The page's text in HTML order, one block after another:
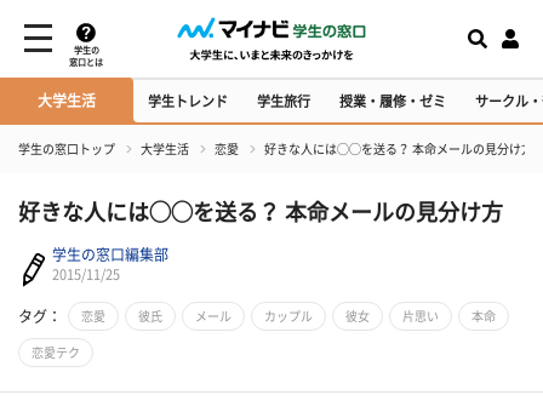
学生の
窓口とは
大学生活 学生トレンド 学生旅行 授業・履修・ゼミ サークル
学生の窓口トップ 大学生活 恋愛 好きな人には◯◯を送る？ 本命メールの見分け方
好きな人には◯◯を送る？ 本命メールの見分け方
学生の窓口編集部
2015/11/25
タグ： 恋愛 彼氏 メール カップル 彼女 片思い 本命
恋愛テク